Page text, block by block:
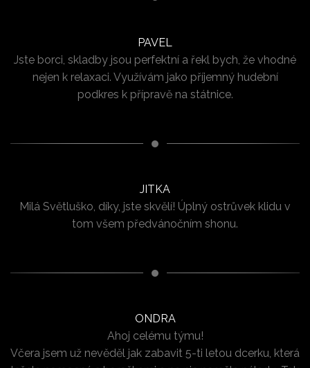
PAVEL
Jste borci, skladby jsou perfektní a řekl bych, že vhodné
nejen k relaxaci. Využívám jako příjemný hudební
podkres k přípravě na státnice.
JITKA
Milá Světluško, díky, jste skvělí! Úplný ostrůvek klidu v
tom všem předvánočním shonu.
ONDRA
Ahoj celému týmu!
Včera jsem už nevěděl jak zabavit 5-ti letou dcerku, která